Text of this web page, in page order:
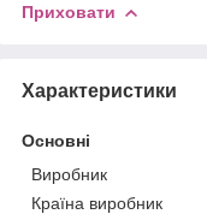
Приховати
Характеристики
Основні
Виробник
Країна виробник